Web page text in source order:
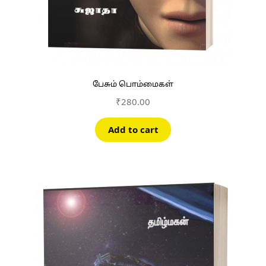
பேசும் பொம்மைகள்
₹280.00
Add to cart